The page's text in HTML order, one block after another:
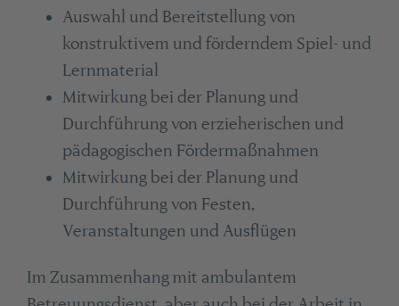
Auswahl und Bereitstellung von
konstruktivem und förderndem Spiel- und
Lernmaterial
Mitwirkung bei der Planung und
Durchführung von erzieherischen und
pädagogischen Fördermaßnahmen
Mitwirkung bei der Planung und
Durchführung von Festen,
Veranstaltungen und Ausflügen
Im Zusammenhang mit ambulantem